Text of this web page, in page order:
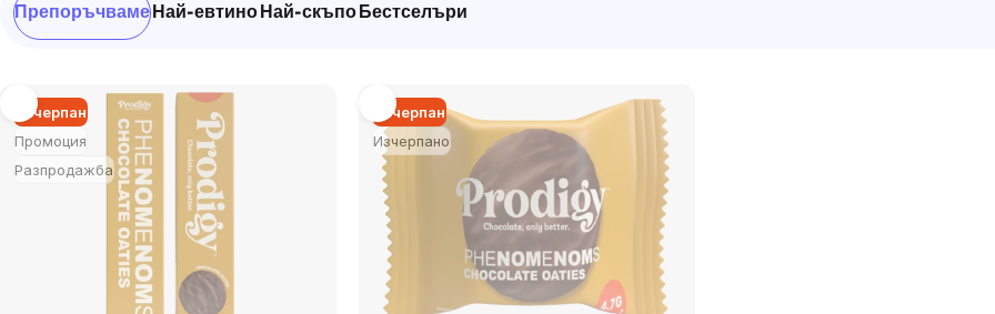
на
продукти
Препоръчваме Най-евтино Най-скъпо Бестселъри
List
of
products
Промоция
Разпродажба
Изчерпан
Изчерпано
Изчерпан